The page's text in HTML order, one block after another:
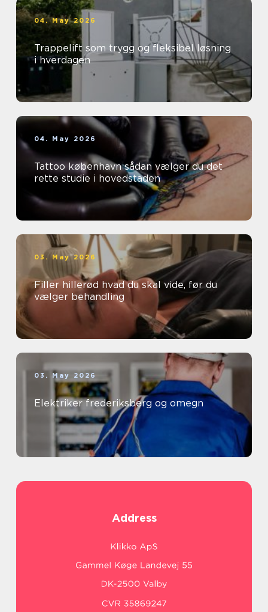
04. May 2026
Trappelift som trygg og fleksibel løsning
i hverdagen
04. May 2026
Tattoo københavn sådan vælger du det
rette studie i hovedstaden
03. May 2026
Filler hillerød hvad du skal vide, før du
vælger behandling
03. May 2026
Elektriker frederiksberg og omegn
Address